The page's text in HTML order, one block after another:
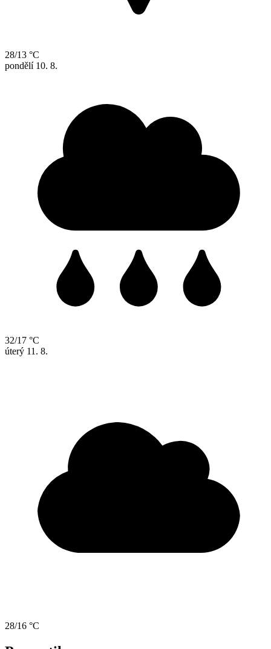
28/13 °C
pondělí 10. 8.
32/17 °C
úterý 11. 8.
28/16 °C